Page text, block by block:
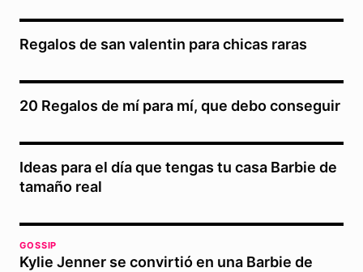
Regalos de san valentin para chicas raras
20 Regalos de mí para mí, que debo conseguir
Ideas para el día que tengas tu casa Barbie de
tamaño real
GOSSIP
Kylie Jenner se convirtió en una Barbie de